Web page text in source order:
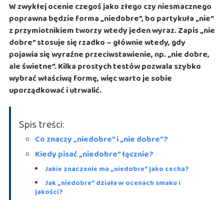
W zwykłej ocenie czegoś jako złego czy niesmacznego
poprawna będzie forma„niedobre”, bo partykuła„nie”
z przymiotnikiem tworzy wtedy jeden wyraz. Zapis„nie
dobre”stosuje się rzadko – głównie wtedy, gdy
pojawia się wyraźne przeciwstawienie, np. „nie dobre,
ale świetne”. Kilka prostych testów pozwala szybko
wybrać właściwą formę, więc warto je sobie
uporządkować i utrwalić.
Spis treści:
Co znaczy „niedobre” i „nie dobre”?
Kiedy pisać „niedobre” łącznie?
Jakie znaczenie ma „niedobre” jako cecha?
Jak „niedobre” działa w ocenach smaku i
jakości?